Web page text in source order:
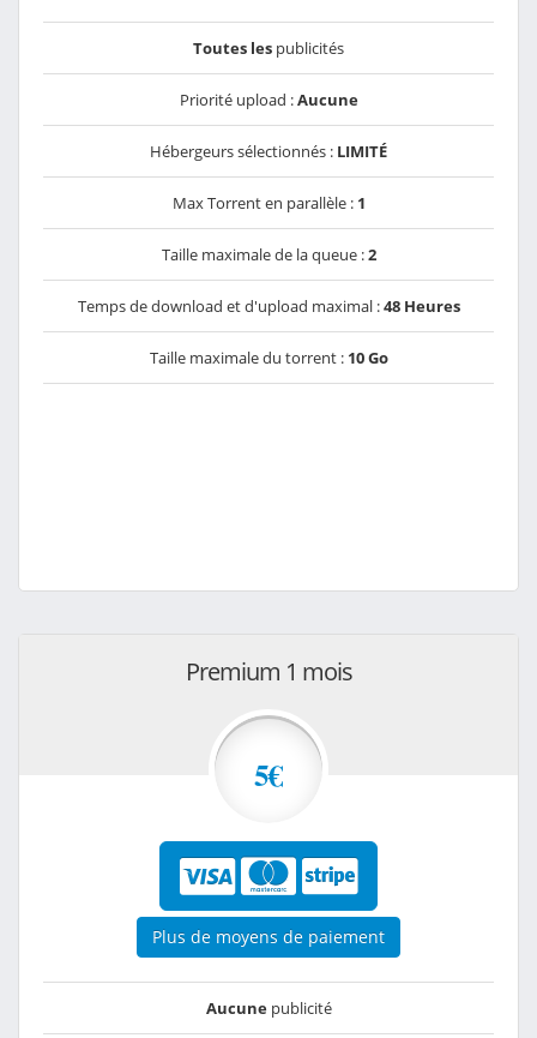
Toutes les publicités
Priorité upload :Aucune
Hébergeurs sélectionnés : LIMITÉ
Max Torrent en parallèle : 1
Taille maximale de la queue :2
Temps de download et d'upload maximal :48 Heures
Taille maximale du torrent : 10 Go
Premium 1 mois
5€
Plus de moyens de paiement
Aucunepublicité